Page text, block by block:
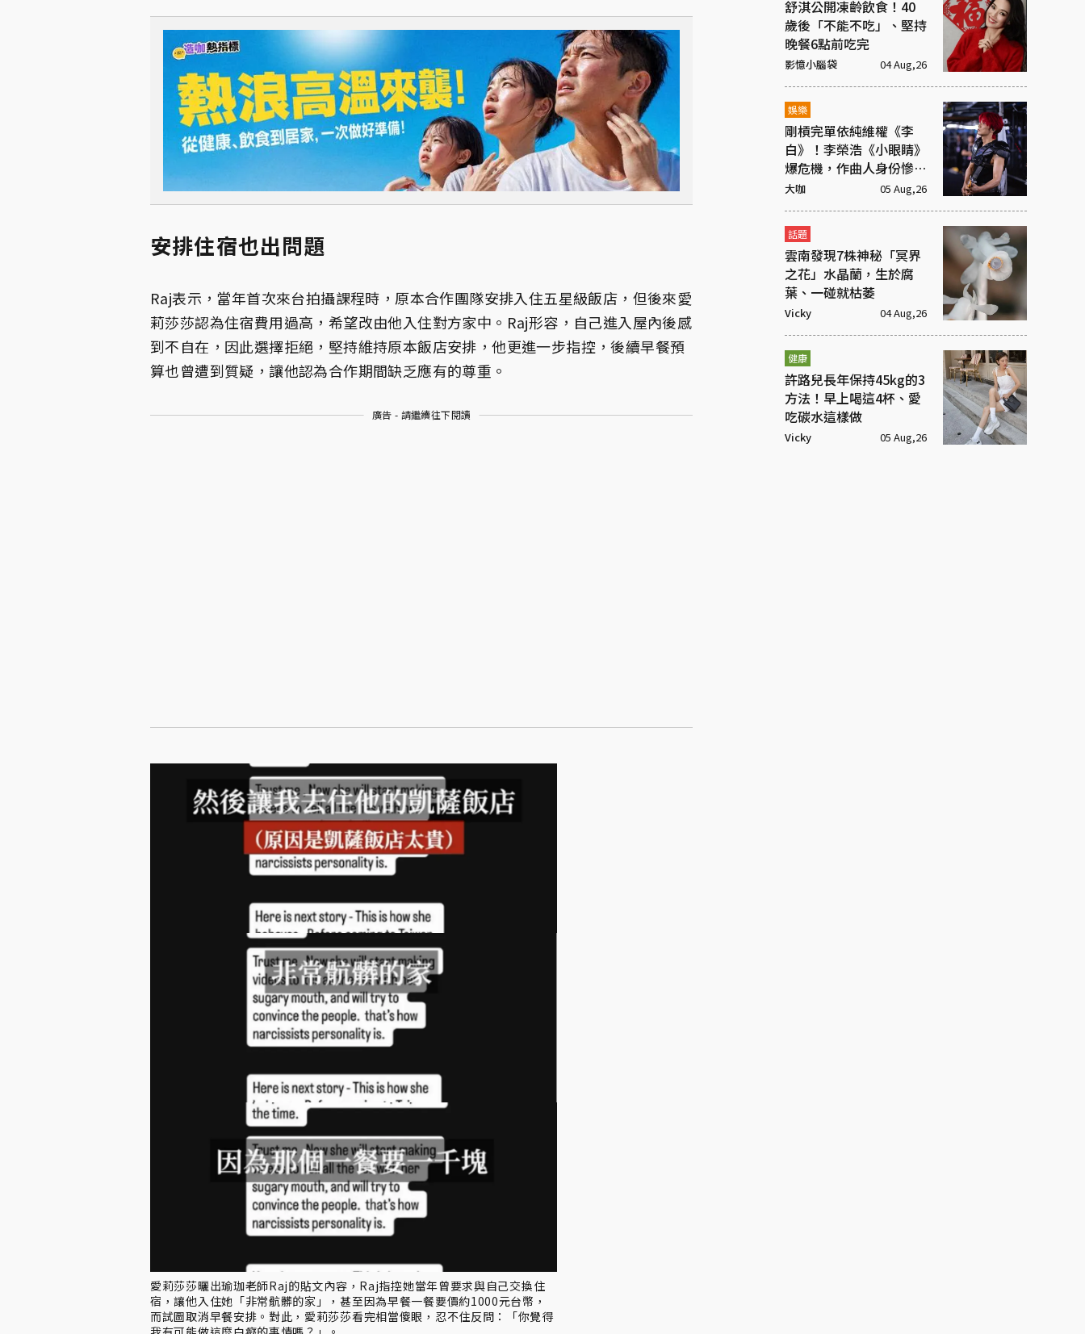
安排住宿也出問題
Raj表示，當年首次來台拍攝課程時，原本合作團隊安排入住五星級飯店，但後來愛
莉莎莎認為住宿費用過高，希望改由他入住對方家中。Raj形容，自己進入屋內後感
到不自在，因此選擇拒絕，堅持維持原本飯店安排，他更進一步指控，後續早餐預
算也曾遭到質疑，讓他認為合作期間缺乏應有的尊重。
廣告 - 請繼續往下閱讀
愛莉莎莎曬出瑜珈老師Raj的貼文內容，Raj指控她當年曾要求與自己交換住
宿，讓他入住她「非常骯髒的家」，甚至因為早餐一餐要價約1000元台幣，
而試圖取消早餐安排。對此，愛莉莎莎看完相當傻眼，忍不住反問：「你覺得
舒淇公開凍齡飲食！40
歲後「不能不吃」、堅持
晚餐6點前吃完
影憶小腦袋 04 Aug,26
娛樂
剛槓完單依純維權《李
白》！李榮浩《小眼睛》
爆危機，作曲人身份慘遭
抹去
大咖 05 Aug,26
話題
雲南發現7株神秘「冥界
之花」水晶蘭，生於腐
葉、一碰就枯萎
Vicky 04 Aug,26
健康
許路兒長年保持45kg的3
方法！早上喝這4杯、愛
吃碳水這樣做
Vicky 05 Aug,26